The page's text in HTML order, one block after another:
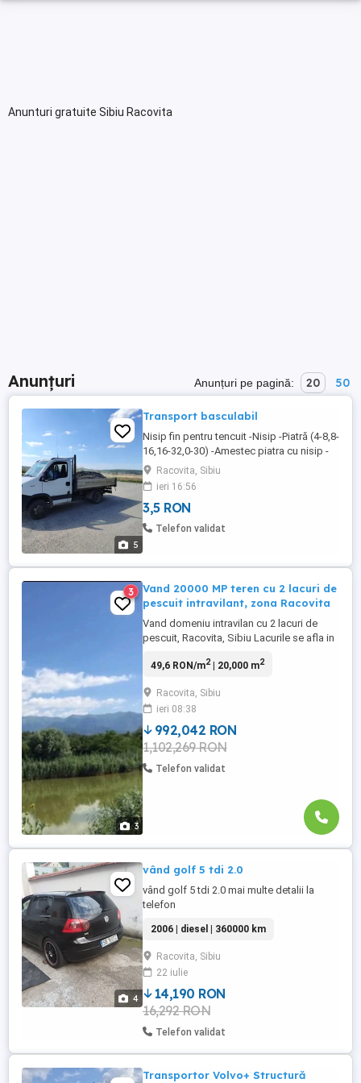
Anunturi gratuite Sibiu Racovita
Anunțuri Anunțuri pe pagină: 20 50
5
Transport basculabil
Nisip fin pentru tencuit -Nisip -Piatră (4-8,8-
16,16-32,0-30) -Amestec piatra cu nisip -
Balastru -Pământ
Racovita, Sibiu
ieri 16:56
3,5 RON
Telefon validat
3
3
Vand 20000 MP teren cu 2 lacuri de
pescuit intravilant, zona Racovita
Vand domeniu intravilan cu 2 lacuri de
pescuit, Racovita, Sibiu Lacurile se afla in
orasul Sibiu (la numai 35 minute de
orasul Avrig, 7 km de orasul Talmaciu, 5
km de localitatea Marsa, in comuna
Racovita. Aceasta se afla ...
49,6 RON/m2| 20,000 m2
Racovita, Sibiu
ieri 08:38
992,042 RON
1,102,269 RON
Telefon validat
4
vând golf 5 tdi 2.0
vând golf 5 tdi 2.0 mai multe detalii la
telefon
2006 | diesel | 360000 km
Racovita, Sibiu
22 iulie
14,190 RON
16,292 RON
Telefon validat
Transportor Volvo+ Structură